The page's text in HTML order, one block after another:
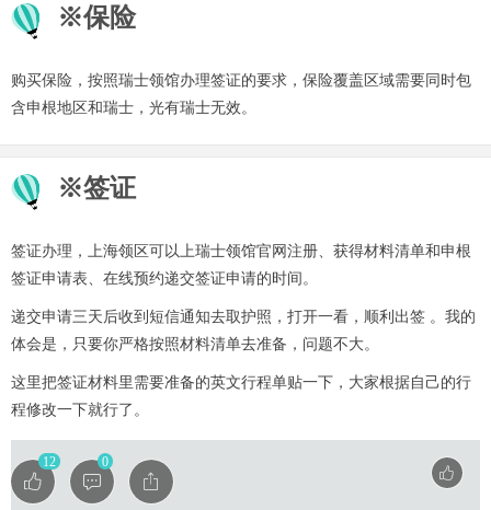
※保险
购买保险，按照瑞士领馆办理签证的要求，保险覆盖区域需要同时包
含申根地区和瑞士，光有瑞士无效。
※签证
签证办理，上海领区可以上瑞士领馆官网注册、获得材料清单和申根
签证申请表、在线预约递交签证申请的时间。
递交申请三天后收到短信通知去取护照，打开一看，顺利出签 。我的
体会是，只要你严格按照材料清单去准备，问题不大。
这里把签证材料里需要准备的英文行程单贴一下，大家根据自己的行
程修改一下就行了。
12 0